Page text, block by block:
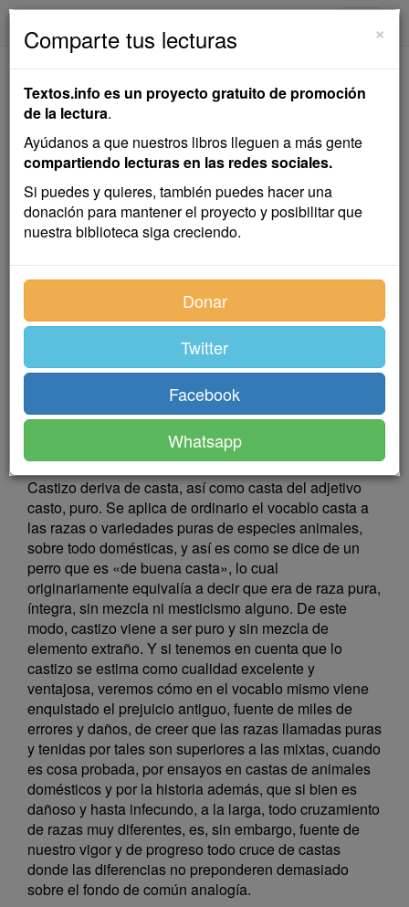
En Torno al
Casticismo
Miguel de Unamuno
Ensayo
Índice
I. La tradición eterna
Tomo aquí los términos castizo y casticismo en la
mayor amplitud de su sentido corriente.
Castizo deriva de casta, así como casta del adjetivo
casto, puro. Se aplica de ordinario el vocablo casta a
las razas o variedades puras de especies animales,
sobre todo domésticas, y así es como se dice de un
perro que es «de buena casta», lo cual
originariamente equivalía a decir que era de raza pura,
íntegra, sin mezcla ni mesticismo alguno. De este
modo, castizo viene a ser puro y sin mezcla de
elemento extraño. Y si tenemos en cuenta que lo
castizo se estima como cualidad excelente y
ventajosa, veremos cómo en el vocablo mismo viene
enquistado el prejuicio antiguo, fuente de miles de
errores y daños, de creer que las razas llamadas puras
y tenidas por tales son superiores a las mixtas, cuando
es cosa probada, por ensayos en castas de animales
domésticos y por la historia además, que si bien es
dañoso y hasta infecundo, a la larga, todo cruzamiento
de razas muy diferentes, es, sin embargo, fuente de
nuestro vigor y de progreso todo cruce de castas
donde las diferencias no preponderen demasiado
sobre el fondo de común analogía.
×
Comparte tus lecturas
Textos.info es un proyecto gratuito de promoción
de la lectura.
Ayúdanos a que nuestros libros lleguen a más gente
compartiendo lecturas en las redes sociales.
Si puedes y quieres, también puedes hacer una
donación para mantener el proyecto y posibilitar que
nuestra biblioteca siga creciendo.
Donar
Twitter
Facebook
Whatsapp